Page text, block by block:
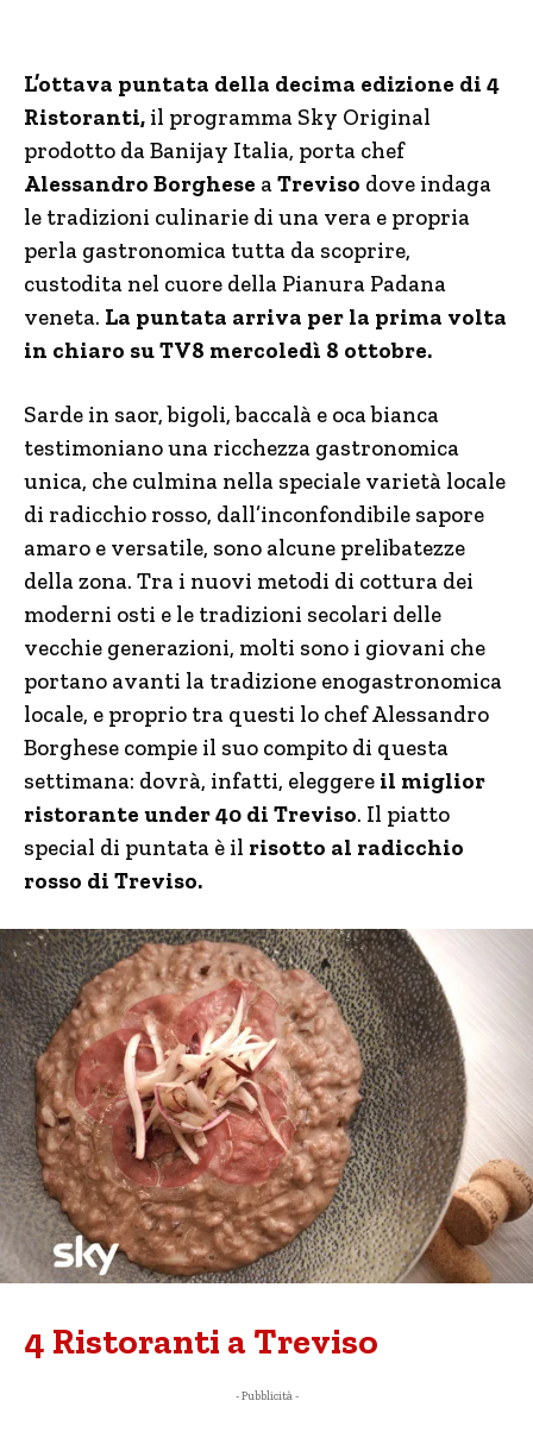
L’ottava puntata della decima edizione di 4
Ristoranti, il programma Sky Original
prodotto da Banijay Italia, porta chef
Alessandro Borghese aTreviso dove indaga
le tradizioni culinarie di una vera e propria
perla gastronomica tutta da scoprire,
custodita nel cuore della Pianura Padana
veneta. La puntata arriva per la prima volta
in chiaro su TV8 mercoledì 8 ottobre.
Sarde in saor, bigoli, baccalà e oca bianca
testimoniano una ricchezza gastronomica
unica, che culmina nella speciale varietà locale
di radicchio rosso, dall’inconfondibile sapore
amaro e versatile, sono alcune prelibatezze
della zona. Tra i nuovi metodi di cottura dei
moderni osti e le tradizioni secolari delle
vecchie generazioni, molti sono i giovani che
portano avanti la tradizione enogastronomica
locale, e proprio tra questi lo chef Alessandro
Borghese compie il suo compito di questa
settimana: dovrà, infatti, eleggere il miglior
ristorante under 40 di Treviso. Il piatto
special di puntata è il risotto al radicchio
rosso di Treviso.
4 Ristoranti a Treviso
- Pubblicità -